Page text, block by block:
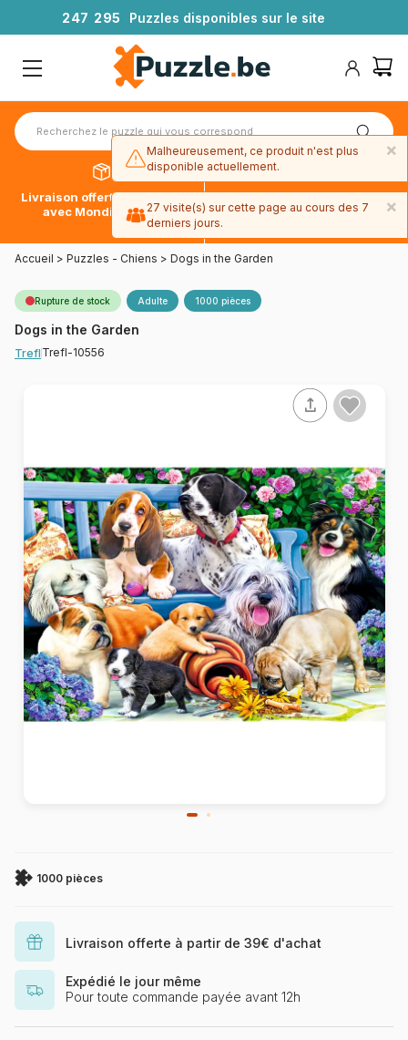
247 295 Puzzles disponibles sur le site
Livraison offerte dès 39€*
avec Mondial Relay
Paiement en 4x sans frais
avec Paypal
Accueil > Puzzles - Chiens > Dogs in the Garden
Rupture de stock Adulte 1000 pièces
Dogs in the Garden
Trefl Trefl-10556
1000 pièces
Livraison offerte à partir de 39€ d'achat
Expédié le jour même
Pour toute commande payée avant 12h
×
Malheureusement, ce produit n'est plus
disponible actuellement.
×
27 visite(s) sur cette page au cours des 7
derniers jours.